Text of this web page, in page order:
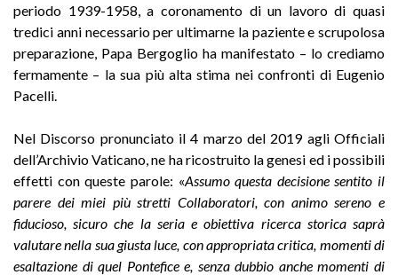
periodo 1939-1958, a coronamento di un lavoro di quasi
tredici anni necessario per ultimarne la paziente e scrupolosa
preparazione, Papa Bergoglio ha manifestato – lo crediamo
fermamente – la sua più alta stima nei confronti di Eugenio
Pacelli.
Nel Discorso pronunciato il 4 marzo del 2019 agli Officiali
dell’Archivio Vaticano, ne ha ricostruito la genesi ed i possibili
effetti con queste parole: «Assumo questa decisione sentito il
parere dei miei più stretti Collaboratori, con animo sereno e
fiducioso, sicuro che la seria e obiettiva ricerca storica saprà
valutare nella sua giusta luce, con appropriata critica, momenti di
esaltazione di quel Pontefice e, senza dubbio anche momenti di